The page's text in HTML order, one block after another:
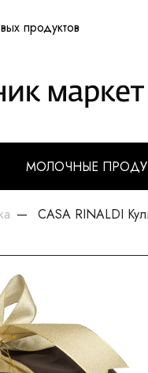
продуктов
МОЛОЧНЫЕ
CASA RINALDI